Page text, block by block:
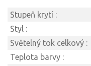
Stupeň krytí :
Styl :
Světelný tok celkový :
Teplota barvy :